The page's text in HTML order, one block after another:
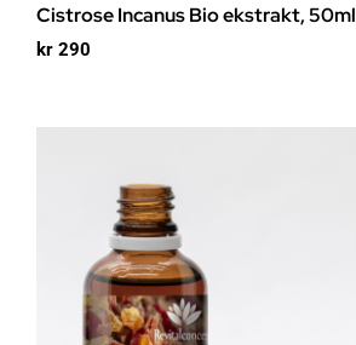
Cistrose Incanus Bio ekstrakt, 50ml
kr 290